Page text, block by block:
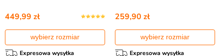
449,99 zł
wybierz rozmiar
Expresowa wysyłka
259,90 zł
wybierz rozmiar
Expresowa wysyłka